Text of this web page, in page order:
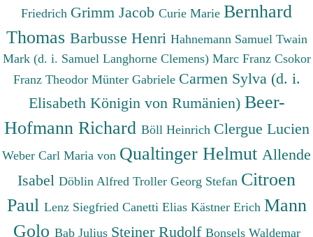
Friedrich Grimm Jacob Curie Marie Bernhard
Thomas Barbusse Henri Hahnemann Samuel Twain
Mark (d. i. Samuel Langhorne Clemens) Marc Franz Csokor
Franz Theodor Münter Gabriele Carmen Sylva (d. i.
Elisabeth Königin von Rumänien) Beer-
Hofmann Richard Böll Heinrich Clergue Lucien
Weber Carl Maria von Qualtinger Helmut Allende
Isabel Döblin Alfred Troller Georg Stefan Citroen
Paul Lenz Siegfried Canetti Elias Kästner Erich Mann
Golo Bab Julius Steiner Rudolf Bonsels Waldemar